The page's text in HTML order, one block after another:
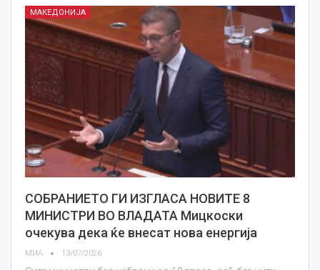
МАКЕДОНИЈА
СОБРАНИЕТО ГИ ИЗГЛАСА НОВИТЕ 8
МИНИСТРИ ВО ВЛАДАТА Мицкоски
очекува дека ќе внесат нова енергија
МИА 13/07/2026